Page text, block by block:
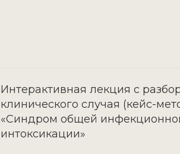
Интерактивная лекция с
клинического случая (кейс-
«Синдром общей
интоксикации»